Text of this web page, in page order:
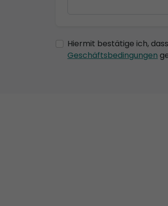
Hiermit bestätige ich,
Geschäftsbedingungen